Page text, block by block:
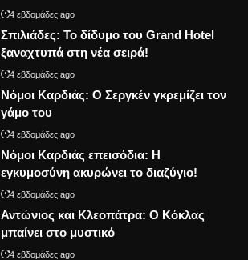
4 εβδομάδες ago
Σπιλιάδες: Το δίδυμο του Grand Hotel
ξαναχτυπά στη νέα σειρά!
4 εβδομάδες ago
Νόμοι Καρδιάς: Ο Σεργκέν γκρεμίζει τον
γάμο του
4 εβδομάδες ago
Νόμοι Καρδιάς επεισόδια: Η
εγκυμοσύνη ακυρώνει το διαζύγιο!
4 εβδομάδες ago
Αντώνιος και Κλεοπάτρα: Ο Κόκλας
μπαίνει στο μυστικό
4 εβδομάδες ago